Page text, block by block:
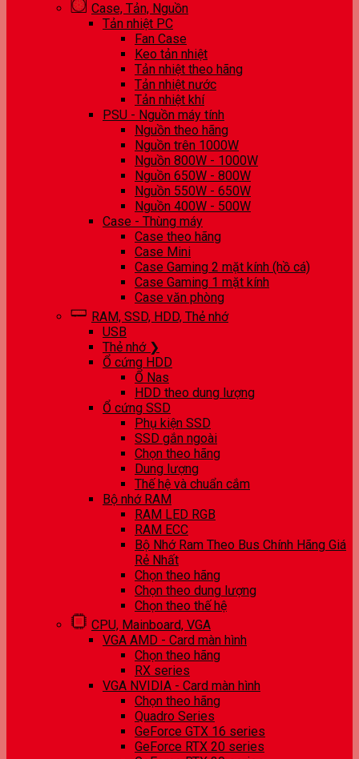
Case, Tản, Nguồn
Tản nhiệt PC
Fan Case
Keo tản nhiệt
Tản nhiệt theo hãng
Tản nhiệt nước
Tản nhiệt khí
PSU - Nguồn máy tính
Nguồn theo hãng
Nguồn trên 1000W
Nguồn 800W - 1000W
Nguồn 650W - 800W
Nguồn 550W - 650W
Nguồn 400W - 500W
Case - Thùng máy
Case theo hãng
Case Mini
Case Gaming 2 mặt kính (hồ cá)
Case Gaming 1 mặt kính
Case văn phòng
RAM, SSD, HDD, Thẻ nhớ
USB
Thẻ nhớ ❯
Ổ cứng HDD
Ổ Nas
HDD theo dung lượng
Ổ cứng SSD
Phụ kiện SSD
SSD gắn ngoài
Chọn theo hãng
Dung lượng
Thế hệ và chuẩn cắm
Bộ nhớ RAM
RAM LED RGB
RAM ECC
Bộ Nhớ Ram Theo Bus Chính Hãng Giá
Rẻ Nhất
Chọn theo hãng
Chọn theo dung lượng
Chọn theo thế hệ
CPU, Mainboard, VGA
VGA AMD - Card màn hình
Chọn theo hãng
RX series
VGA NVIDIA - Card màn hình
Chọn theo hãng
Quadro Series
GeForce GTX 16 series
GeForce RTX 20 series